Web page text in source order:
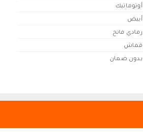
أوتوماتيك
أبيض
رمادي فاتح
قماش
بدون ضمان